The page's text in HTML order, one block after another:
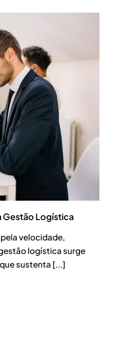
Gestão Logística
velocidade,
logística surge
sustenta [...]